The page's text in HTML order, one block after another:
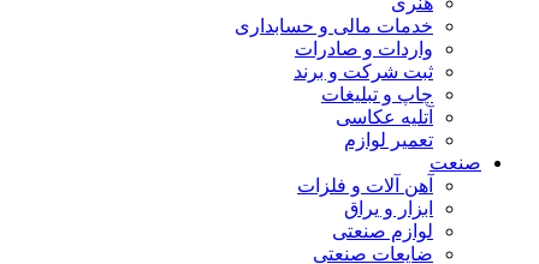
خدمات مالی و حسابداری
واردات و صادرات
ثبت شرکت و برند
چاپ و تبلیغات
آتلیه عکاسی
تعمیر لوازم
صنعت
آهن آلات و فلزات
ابزار و یراق
لوازم صنعتی
ضایعات صنعتی